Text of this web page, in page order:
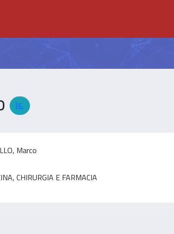
Marco
CHIRURGIA E FARMACIA